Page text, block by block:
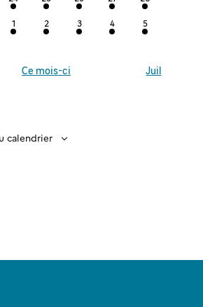
évènementévènementévènementévènementévènement
1
évènement
1
1
évènement
2
1
évènement
3
1
évènement
4
1
évènement
5
Ce mois-ci Juil
calendrier